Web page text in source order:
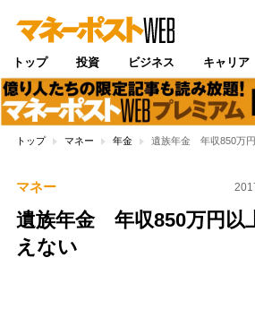
トップ 投資 ビジネス キャリア
トップ マネー 年金 遺族年金 年収850万
マネー
遺族年金 年収850万円以
えない